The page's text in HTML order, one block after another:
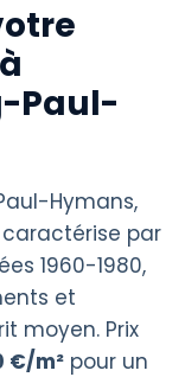
Paul-
Hymans,
par
1960-1980,
et
moyen. Prix
€/m² pour un